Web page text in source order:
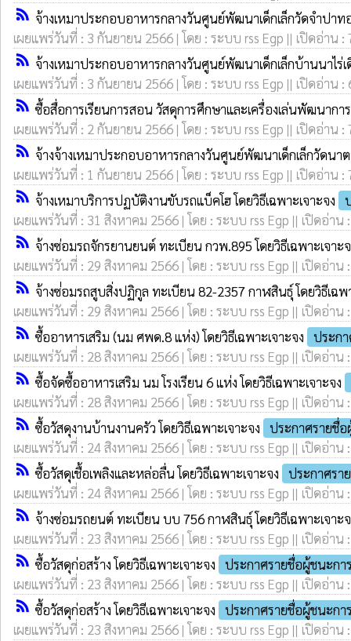
rss_feed จ้างเหมาประกอบอาหารกลางวันศูนย์พัฒนาเด็กเล็กวัดจำปา
เผยแพร่วันที่ : 3 กันยายน 2566 | โดย : ระบบ rss Egp || เปิดอ่าน :
rss_feed จ้างเหมาประกอบอาหารกลางวันศูนย์พัฒนาเด็กเล็กบ้านนาไ
เผยแพร่วันที่ : 3 กันยายน 2566 | โดย : ระบบ rss Egp || เปิดอ่าน :
rss_feed ซื้อสื่อการเรียนการสอน วัสดุการศึกษาและเครื่องเล่นพัฒนาก
เผยแพร่วันที่ : 2 กันยายน 2566 | โดย : ระบบ rss Egp || เปิดอ่าน :
rss_feed จ้างจ้างเหมาประกอบอาหารกลางวันศูนย์พัฒนาเด็กเล็กวัดน
เผยแพร่วันที่ : 1 กันยายน 2566 | โดย : ระบบ rss Egp || เปิดอ่าน :
rss_feed จ้างเหมาบริการปฏบัติงานขับรถแบ็คโฮ โดยวิธีเฉพาะเจาะจง
เผยแพร่วันที่ : 31 สิงหาคม 2566 | โดย : ระบบ rss Egp || เปิดอ่าน
rss_feed จ้างซ่อมรถจักรยานยนต์ ทะเบียน กวพ.895 โดยวิธีเฉพาะเจาะ
เผยแพร่วันที่ : 29 สิงหาคม 2566 | โดย : ระบบ rss Egp || เปิดอ่าน
rss_feed จ้างซ่่อมรถสูบสิ่งปฏิกูล ทะเบียน 82-2357 กาฬสินธุ์ โดยวิธีเฉพ
เผยแพร่วันที่ : 29 สิงหาคม 2566 | โดย : ระบบ rss Egp || เปิดอ่าน
rss_feed ซื้ออาหารเสริม (นม ศพด.8 แห่ง) โดยวิธีเฉพาะเจาะจง
ประก
เผยแพร่วันที่ : 28 สิงหาคม 2566 | โดย : ระบบ rss Egp || เปิดอ่าน
rss_feed ซื้อจัดซื้ออาหารเสริม นม โรงเรียน 6 แห่ง โดยวิธีเฉพาะเจาะจง
เผยแพร่วันที่ : 28 สิงหาคม 2566 | โดย : ระบบ rss Egp || เปิดอ่าน
rss_feed ซื้อวัสดุงานบ้านงานครัว โดยวิธีเฉพาะเจาะจง
ประกาศรายชื่
เผยแพร่วันที่ : 24 สิงหาคม 2566 | โดย : ระบบ rss Egp || เปิดอ่าน
rss_feed ซื้อวัสดุเชื้อเพลิงและหล่อลื่น โดยวิธีเฉพาะเจาะจง
ประกาศรา
เผยแพร่วันที่ : 24 สิงหาคม 2566 | โดย : ระบบ rss Egp || เปิดอ่าน
rss_feed จ้างซ่อมรถยนต์ ทะเบียน บบ 756 กาฬสินธุ์ โดยวิธีเฉพาะเจาะ
เผยแพร่วันที่ : 23 สิงหาคม 2566 | โดย : ระบบ rss Egp || เปิดอ่าน
rss_feed ซื้อวัสดุก่อสร้าง โดยวิธีเฉพาะเจาะจง
ประกาศรายชื่อผู้ชนะกา
เผยแพร่วันที่ : 23 สิงหาคม 2566 | โดย : ระบบ rss Egp || เปิดอ่าน
rss_feed ซื้อวัสดุก่อสร้าง โดยวิธีเฉพาะเจาะจง
ประกาศรายชื่อผู้ชนะกา
เผยแพร่วันที่ : 23 สิงหาคม 2566 | โดย : ระบบ rss Egp || เปิดอ่าน